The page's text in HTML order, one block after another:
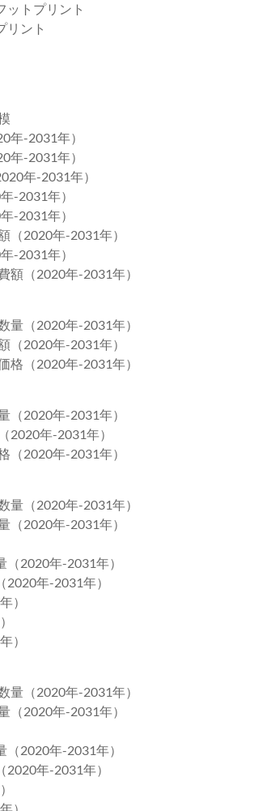
ットプリント
リント
年-2031年）
年-2031年）
年-2031年）
-2031年）
-2031年）
（2020年-2031年）
-2031年）
額（2020年-2031年）
量（2020年-2031年）
（2020年-2031年）
格（2020年-2031年）
（2020年-2031年）
2020年-2031年）
（2020年-2031年）
量（2020年-2031年）
（2020年-2031年）
2020年-2031年）
年-2031年）
）
）
量（2020年-2031年）
（2020年-2031年）
2020年-2031年）
年-2031年）